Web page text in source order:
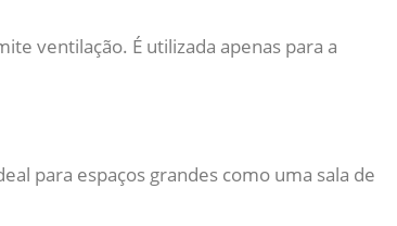
ventilação. É utilizada apenas para a
para espaços grandes como uma sala de